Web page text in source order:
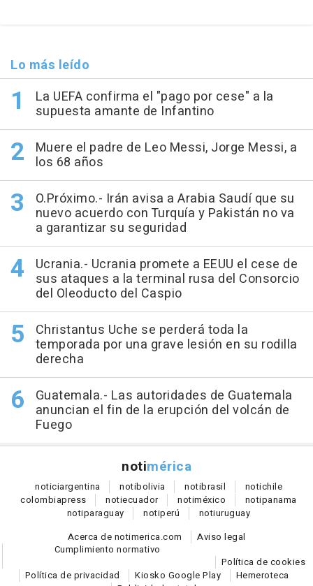
Lo más leído
La UEFA confirma el "pago por cese" a la
supuesta amante de Infantino
Muere el padre de Leo Messi, Jorge Messi, a
los 68 años
O.Próximo.- Irán avisa a Arabia Saudí que su
nuevo acuerdo con Turquía y Pakistán no va
a garantizar su seguridad
Ucrania.- Ucrania promete a EEUU el cese de
sus ataques a la terminal rusa del Consorcio
del Oleoducto del Caspio
Christantus Uche se perderá toda la
temporada por una grave lesión en su rodilla
derecha
Guatemala.- Las autoridades de Guatemala
anuncian el fin de la erupción del volcán de
Fuego
notimérica
noticiargentina notibolivia notibrasil notichile
colombiapress notiecuador notiméxico notipanama
notiparaguay notiperú notiuruguay
Acerca de notimerica.com
Aviso legal
Cumplimiento normativo
Política de cookies
Política de privacidad
Kiosko Google Play
Hemeroteca